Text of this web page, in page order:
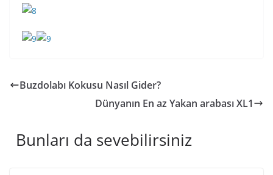
Buzdolabı Kokusu Nasıl Gider?
Dünyanın En az Yakan arabası XL1
Bunları da sevebilirsiniz